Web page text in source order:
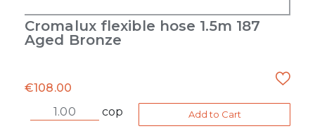
Cromalux flexible hose 1.5m 187
Aged Bronze
€108.00
cop
Add to Cart